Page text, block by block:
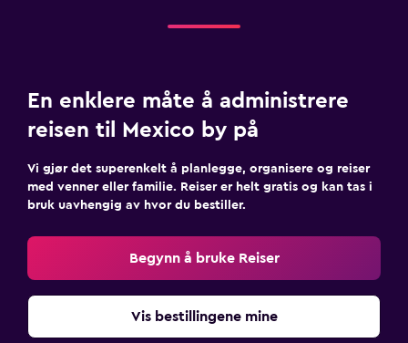
En enklere måte å administrere
reisen til Mexico by på
Vi gjør det superenkelt å planlegge, organisere og reiser
med venner eller familie. Reiser er helt gratis og kan tas i
bruk uavhengig av hvor du bestiller.
Begynn å bruke Reiser
Vis bestillingene mine